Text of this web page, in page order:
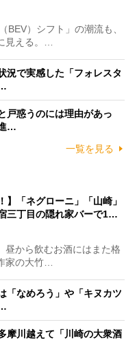
）シフト」の潮流も、
見える。…
況で実感した「フォレスタ
戸惑うのには理由があっ
…
一覧を見る
】「ネグローニ」「山崎」
三丁目の隠れ家バーで1…
から飲むお酒にはまた格
家の大竹…
「なめろう」や「キヌカツ
摩川越えて「川崎の大衆酒